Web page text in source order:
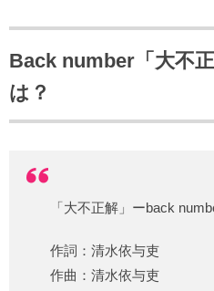
Back number「大不
は？
「大不正解」ーback
作詞：清水依与吏
作曲：清水依与吏